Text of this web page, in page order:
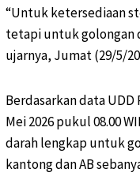
“Untuk ketersediaan
tetapi untuk golongan
ujarnya, Jumat (29/5/
Berdasarkan data
Mei 2026 pukul 08.00
darah lengkap untuk
kantong dan AB